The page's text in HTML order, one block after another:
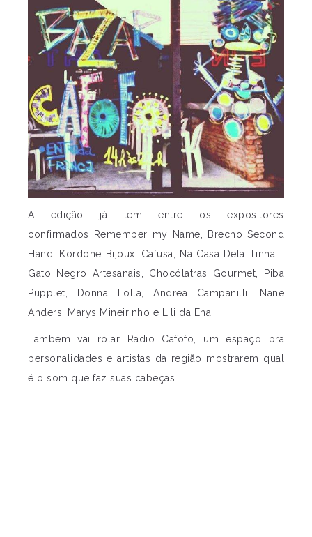
A edição já tem entre os expositores
confirmados Remember my Name, Brecho Second
Hand, Kordone Bijoux, Cafusa, Na Casa Dela Tinha, ,
Gato Negro Artesanais, Chocólatras Gourmet, Piba
Pupplet, Donna Lolla, Andrea Campanilli, Nane
Anders, Marys Mineirinho e Lili da Ena.
Também vai rolar Rádio Cafofo, um espaço pra
personalidades e artistas da região mostrarem qual
é o som que faz suas cabeças.